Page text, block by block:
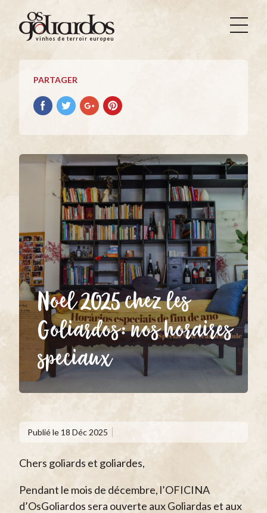
Os
Goliardos
Vinhos
Terroir
Europeus
vinhos de terroir europeus
PARTAGER
Partager
avec
Partager
avec
Partager
avec
Partager
avec
Noel 2025 chez les
Goliardos: nos horaires
speciaux
Publié le 18 Déc 2025
Chers goliards et goliardes,
Pendant le mois de décembre, l’OFICINA
d’OsGoliardos sera ouverte aux Goliardas et aux